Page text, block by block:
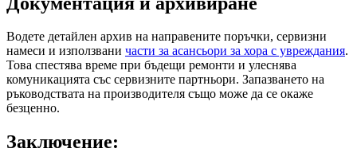
Водете детайлен архив на направените поръчки, сервизни
намеси и използвани части за асансьори за хора с увреждания.
Това спестява време при бъдещи ремонти и улеснява
комуникацията със сервизните партньори. Запазването на
ръководствата на производителя също може да се окаже
безценно.
Заключение: